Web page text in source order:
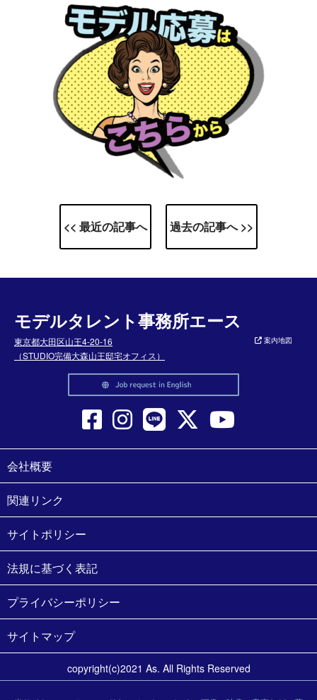
<< 最近の記事へ 過去の記事へ >>
モデルタレント事務所エース
東京都大田区山王4-20-16
（STUDIO完備大森山王邸宅オフィス）
案内地図
会社概要
関連リンク
サイトポリシー
法規に基づく表記
プライバシーポリシー
サイトマップ
copyright(c)2021 As. All Rights Reserved